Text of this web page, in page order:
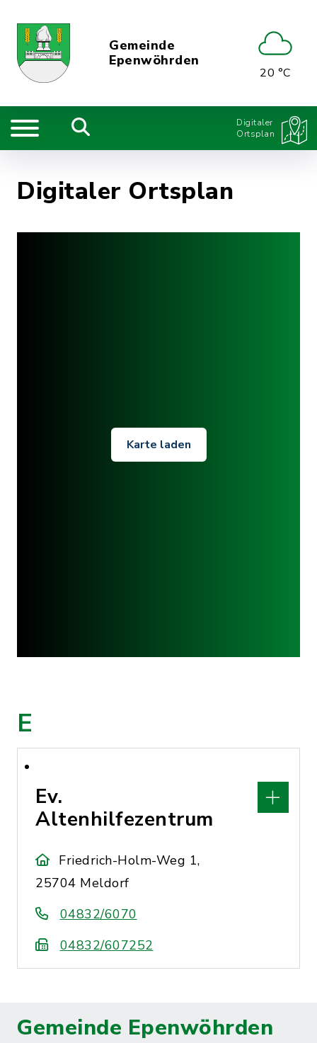
Gemeinde
Epenwöhrden
20 °C
Digitaler
Ortsplan
Digitaler Ortsplan
Karte laden
E
Ev.
Altenhilfezentrum
Friedrich-Holm-Weg 1,
25704 Meldorf
04832/6070
04832/607252
Gemeinde Epenwöhrden